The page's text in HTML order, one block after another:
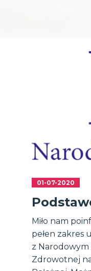
01-07-2020
Miło nam
pełen zakres
z Narodowym
Zdrowotnej